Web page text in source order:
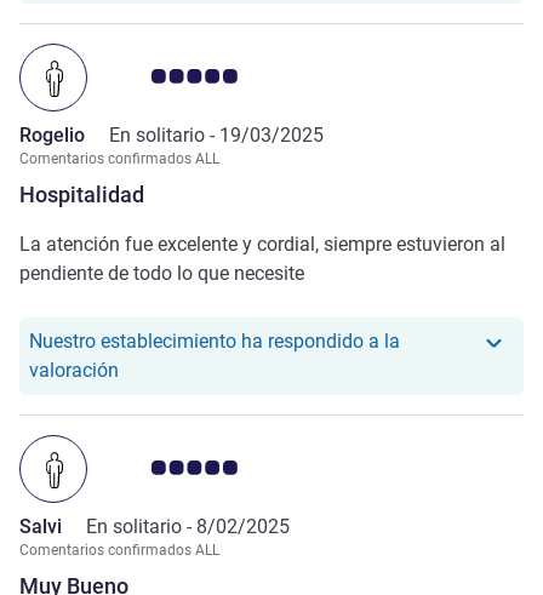
Hospitalidad
Nota de clientes de Avis 5.0/5
Rogelio En solitario - 19/03/2025
Comentarios confirmados ALL
La atención fue excelente y cordial, siempre estuvieron al
pendiente de todo lo que necesite
Nuestro establecimiento ha respondido a la
valoración
Muy Bueno
Nota de clientes de Avis 5.0/5
Salvi En solitario - 8/02/2025
Comentarios confirmados ALL